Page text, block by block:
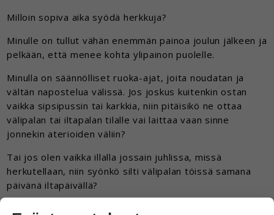
Milloin sopiva aika syödä herkkuja?
Minulle on tullut vähän enemmän painoa joulun jälkeen ja
pelkään, että menee kohta ylipainon puolelle.
Minulla on säännölliset ruoka-ajat, joita noudatan ja
vältän napostelua välissä. Jos joskus kuitenkin ostan
vaikka sipsipussin tai karkkia, niin pitäisikö ne ottaa
välipalan tai iltapalan tilalle vai laittaa vaan sinne
jonnekin aterioiden väliin?
Tai jos olen vaikka illalla jossain juhlissa, missä
herkutellaan, niin syönkö silti välipalan töissä samana
päivänä iltapäivällä?